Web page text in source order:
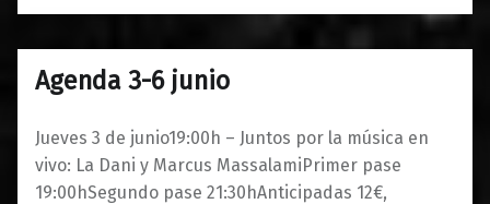
Agenda 3-6 junio
Jueves 3 de junio19:00h – Juntos por la música en
vivo: La Dani y Marcus MassalamiPrimer pase
19:00hSegundo pase 21:30hAnticipadas 12€,
02/06/20210
Maravillas